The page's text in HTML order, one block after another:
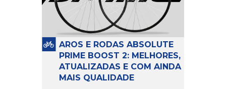
2026, realizado em São José
dos Campos-SP entre os dias
23 e 26 de julho. Com cinco […]
AROS E RODAS ABSOLUTE
PRIME BOOST 2: MELHORES,
ATUALIZADAS E COM AINDA
MAIS QUALIDADE